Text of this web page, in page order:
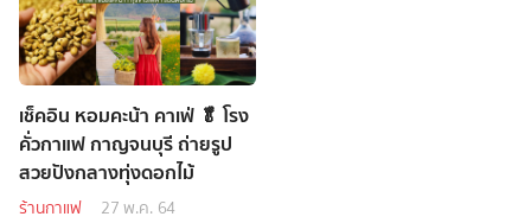
เช็คอิน หอมคะน้า คาเฟ่ 🥬 โรง
คั่วกาแฟ กาญจนบุรี ถ่ายรูป
สวยปังกลางทุ่งดอกไม้
ร้านกาแฟ 27 พ.ค. 64